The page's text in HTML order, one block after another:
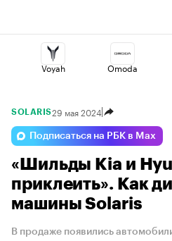
Voyah Omoda
Geely Changan
Esteo Jaecoo
SOLARIS29 мая 2024
Подписаться на РБК в Max
«Шильды Kia и
приклеить». Как
машины Solaris
В продаже появились